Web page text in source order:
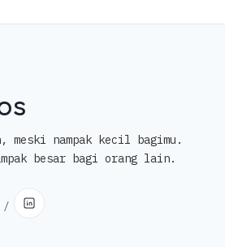
meski nampak kecil bagimu.
besar bagi orang lain.